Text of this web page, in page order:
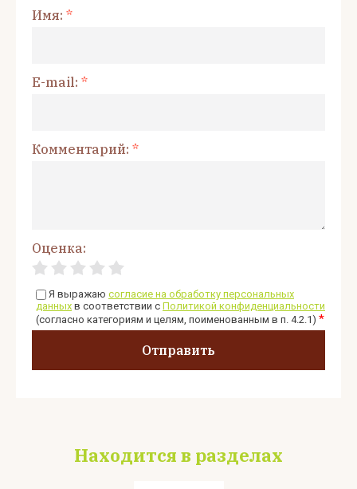
Имя: *
E-mail: *
Комментарий: *
Оценка:
Я выражаю согласие на обработку персональных
данных в соответствии с Политикой конфиденциальности
(согласно категориям и целям, поименованным в п. 4.2.1) *
Отправить
Находится в разделах